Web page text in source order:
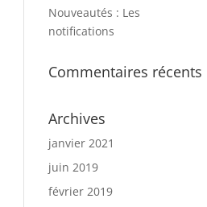
Nouveautés : Les
notifications
Commentaires récents
Archives
janvier 2021
juin 2019
février 2019